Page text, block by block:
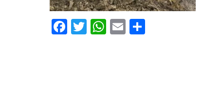
Facebook
TwitterWhatsApp
Email